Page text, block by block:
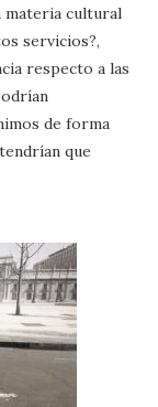
materia cultural
servicios?,
respecto a las
de forma
que